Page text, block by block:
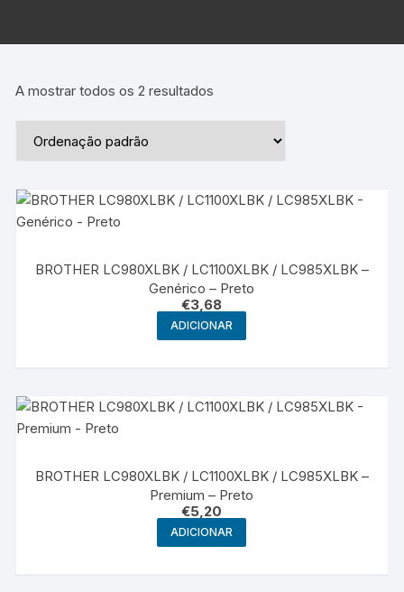
A mostrar todos os 2 resultados
BROTHER LC980XLBK / LC1100XLBK / LC985XLBK –
Genérico – Preto
€3,68
ADICIONAR
BROTHER LC980XLBK / LC1100XLBK / LC985XLBK –
Premium – Preto
€5,20
ADICIONAR